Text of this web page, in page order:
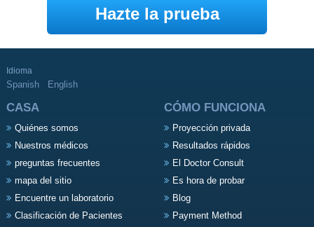
Hazte la prueba
Idioma
Spanish English
CASA
Quiénes somos
Nuestros médicos
preguntas frecuentes
mapa del sitio
Encuentre un laboratorio
Clasificación de Pacientes
CÓMO FUNCIONA
Proyección privada
Resultados rápidos
El Doctor Consult
Es hora de probar
Blog
Payment Method